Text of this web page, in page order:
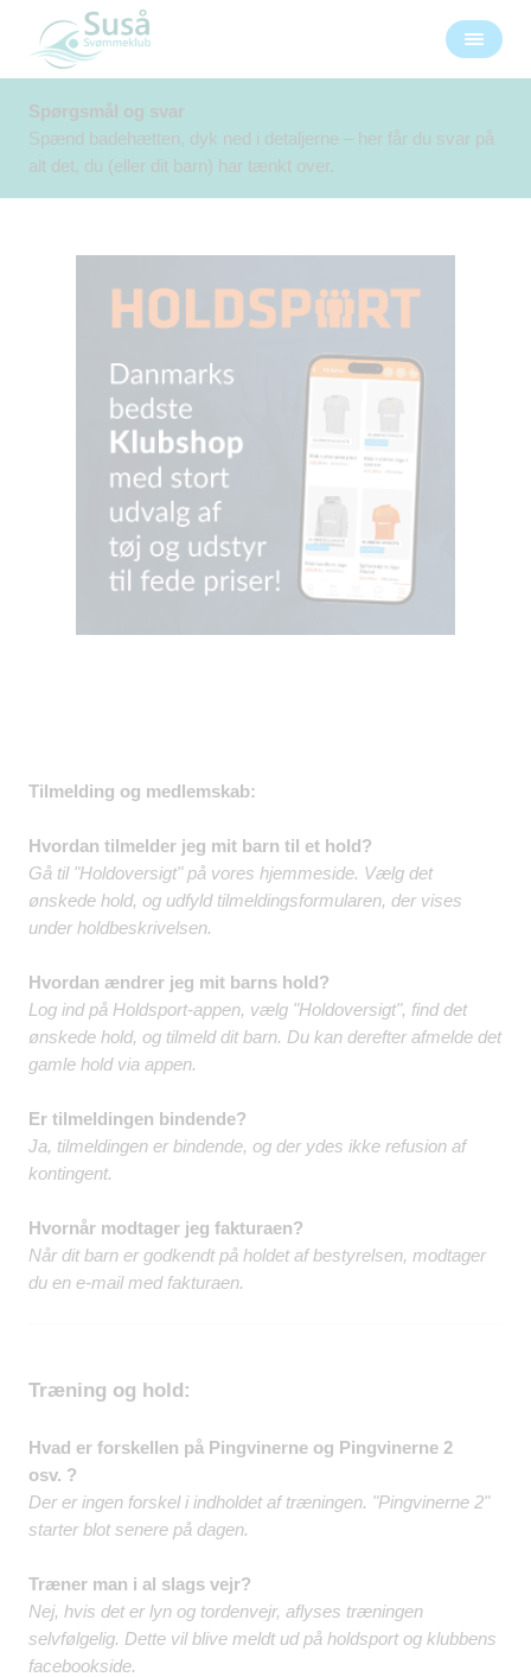
Spørgsmål og svar
Spænd badehætten, dyk ned i detaljerne – her får du svar på
alt det, du (eller dit barn) har tænkt over.
Tilmelding og medlemskab:
Hvordan tilmelder jeg mit barn til et hold?
Gå til "Holdoversigt" på vores hjemmeside. Vælg det
ønskede hold, og udfyld tilmeldingsformularen, der vises
under holdbeskrivelsen.​
Hvordan ændrer jeg mit barns hold?
Log ind på Holdsport-appen, vælg "Holdoversigt", find det
ønskede hold, og tilmeld dit barn. Du kan derefter afmelde det
gamle hold via appen.​
Er tilmeldingen bindende?
Ja, tilmeldingen er bindende, og der ydes ikke refusion af
kontingent.​
Hvornår modtager jeg fakturaen?
Når dit barn er godkendt på holdet af bestyrelsen, modtager
du en e-mail med fakturaen.​
Træning og hold:
Hvad er forskellen på Pingvinerne og Pingvinerne 2
osv. ?
Der er ingen forskel i indholdet af træningen. "Pingvinerne 2"
starter blot senere på dagen.
Træner man i al slags vejr?
Nej, hvis det er lyn og tordenvejr, aflyses træningen
selvfølgelig. Dette vil blive meldt ud på holdsport og klubbens
facebookside.